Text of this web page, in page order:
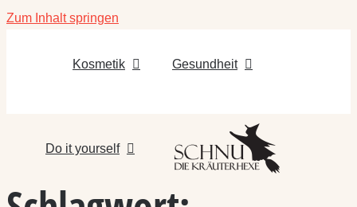
Zum Inhalt springen
Kosmetik Gesundheit
Do it yourself